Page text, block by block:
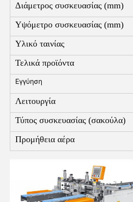
Διάμετρος συσκευασίας (mm)
Υψόμετρο συσκευασίας (mm)
Υλικό ταινίας
Τελικά προϊόντα
Εγγύηση
Λειτουργία
Τύπος συσκευασίας (σακούλα)
Προμήθεια αέρα